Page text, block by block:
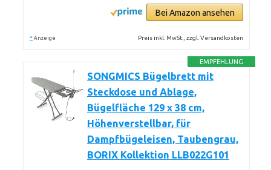
Bei Amazon ansehen
* Anzeige Preis inkl. MwSt., zzgl. Versandkosten
EMPFEHLUNG
SONGMICS Bügelbrett mit
Steckdose und Ablage,
Bügelfläche 129 x 38 cm,
Höhenverstellbar, für
Dampfbügeleisen, Taubengrau,
BORIX Kollektion LLB022G101